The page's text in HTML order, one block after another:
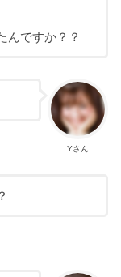
んですか？？
Yさん